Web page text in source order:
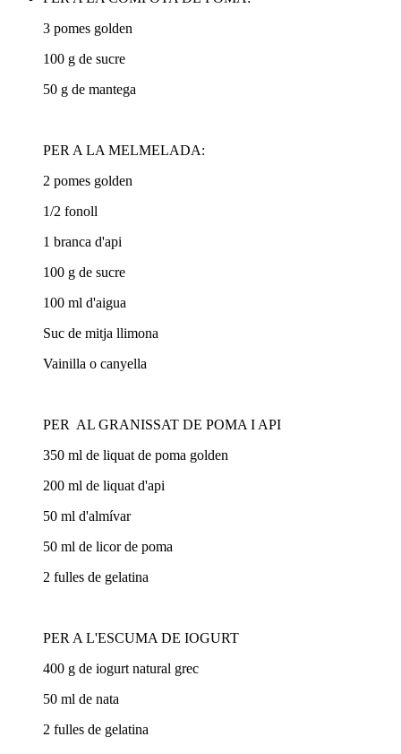
3 pomes golden
100 g de sucre
50 g de mantega
PER A LA MELMELADA:
2 pomes golden
1/2 fonoll
1 branca d'api
100 g de sucre
100 ml d'aigua
Suc de mitja llimona
Vainilla o canyella
PER AL GRANISSAT DE POMA I API
350 ml de liquat de poma golden
200 ml de liquat d'api
50 ml d'almívar
50 ml de licor de poma
2 fulles de gelatina
PER A L'ESCUMA DE IOGURT
400 g de iogurt natural grec
50 ml de nata
2 fulles de gelatina